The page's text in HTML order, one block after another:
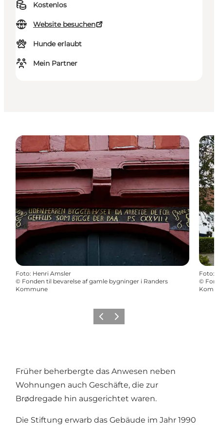
Kostenlos
Website besuchen
Hunde erlaubt
Mein Partner
Foto: Henri Amsler
© Fonden til bevarelse af gamle bygninger i Randers
Kommune
Foto:
©
ZurückWeiter
Früher beherbergte das Anwesen neben
Wohnungen auch Geschäfte, die zur
Brødregade hin ausgerichtet waren.
Die Stiftung erwarb das Gebäude im Jahr 1990